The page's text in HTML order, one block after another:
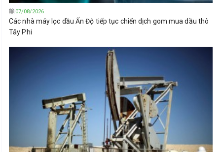
07/08/2026
Các nhà máy lọc dầu Ấn Độ tiếp tục chiến dịch gom mua dầu thô
Tây Phi